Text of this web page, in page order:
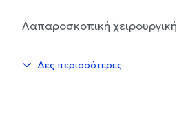
Λαπαροσκοπική χειρουργική
Δες περισσότερες